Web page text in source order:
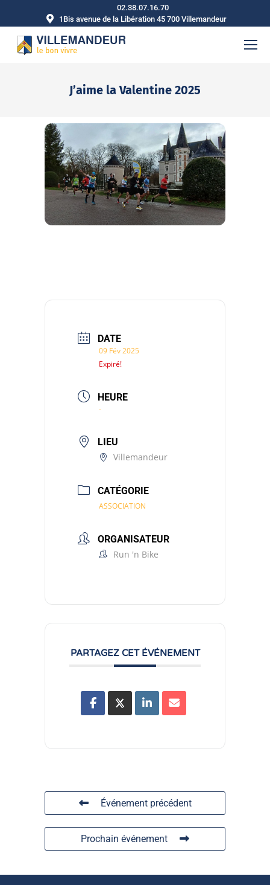
02.38.07.16.70
1Bis avenue de la Libération 45 700 Villemandeur
J’aime la Valentine 2025
DATE
09 Fév 2025
Expiré!
HEURE
-
LIEU
Villemandeur
CATÉGORIE
ASSOCIATION
ORGANISATEUR
Run 'n Bike
PARTAGEZ CET ÉVÉNEMENT
Événement précédent
Prochain événement